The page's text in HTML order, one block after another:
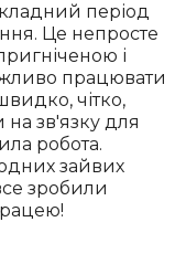
період
Це непросте
і
працювати
чітко,
зв'язку для
робота.
зайвих
зробили